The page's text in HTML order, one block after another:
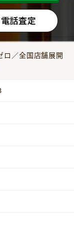
ロ／全国店舗展開